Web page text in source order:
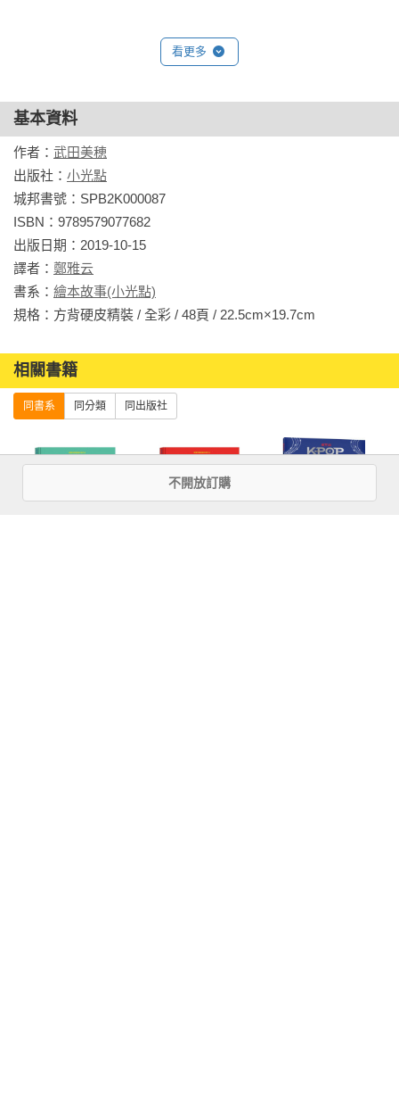
童的角度觀察生活中的經歷，描寫小朋友的期待興奮、害怕恐
懼、擔憂煩惱、想像與好奇心……等情緒。
作品用色繽紛鮮豔，構圖簡潔生動。她擅長以彩色筆、蠟筆等
孩童也經常會使用的工具創作，筆下充滿童趣感的線條與角色
外型，拉近了書中角色與孩童的距離，敏銳的觀察力，將小朋
友的情感與心思精準還原。透過主角第一人稱的簡白文句，讓
小朋友也能輕鬆理解故事，並從中學習到生活經驗。
《明天要去遠足》為武田美穗學齡成長繪本系列，共有《明天
要去遠足》、《怕怕鬼》，以及即將出版的《螞蟻大軍要來
了》《影子》等作品！
看更多
基本資料
作者： 武田美穂
出版社： 小光點
城邦書號：SPB2K000087
ISBN：9789579077682
出版日期：2019-10-15
譯者： 鄭雅云
書系： 繪本故事(小光點)
規格：方背硬皮精裝 / 全彩 / 48頁 / 22.5cm×19.7cm
相關書籍
同書系 同分類 同出版社
不開放訂購